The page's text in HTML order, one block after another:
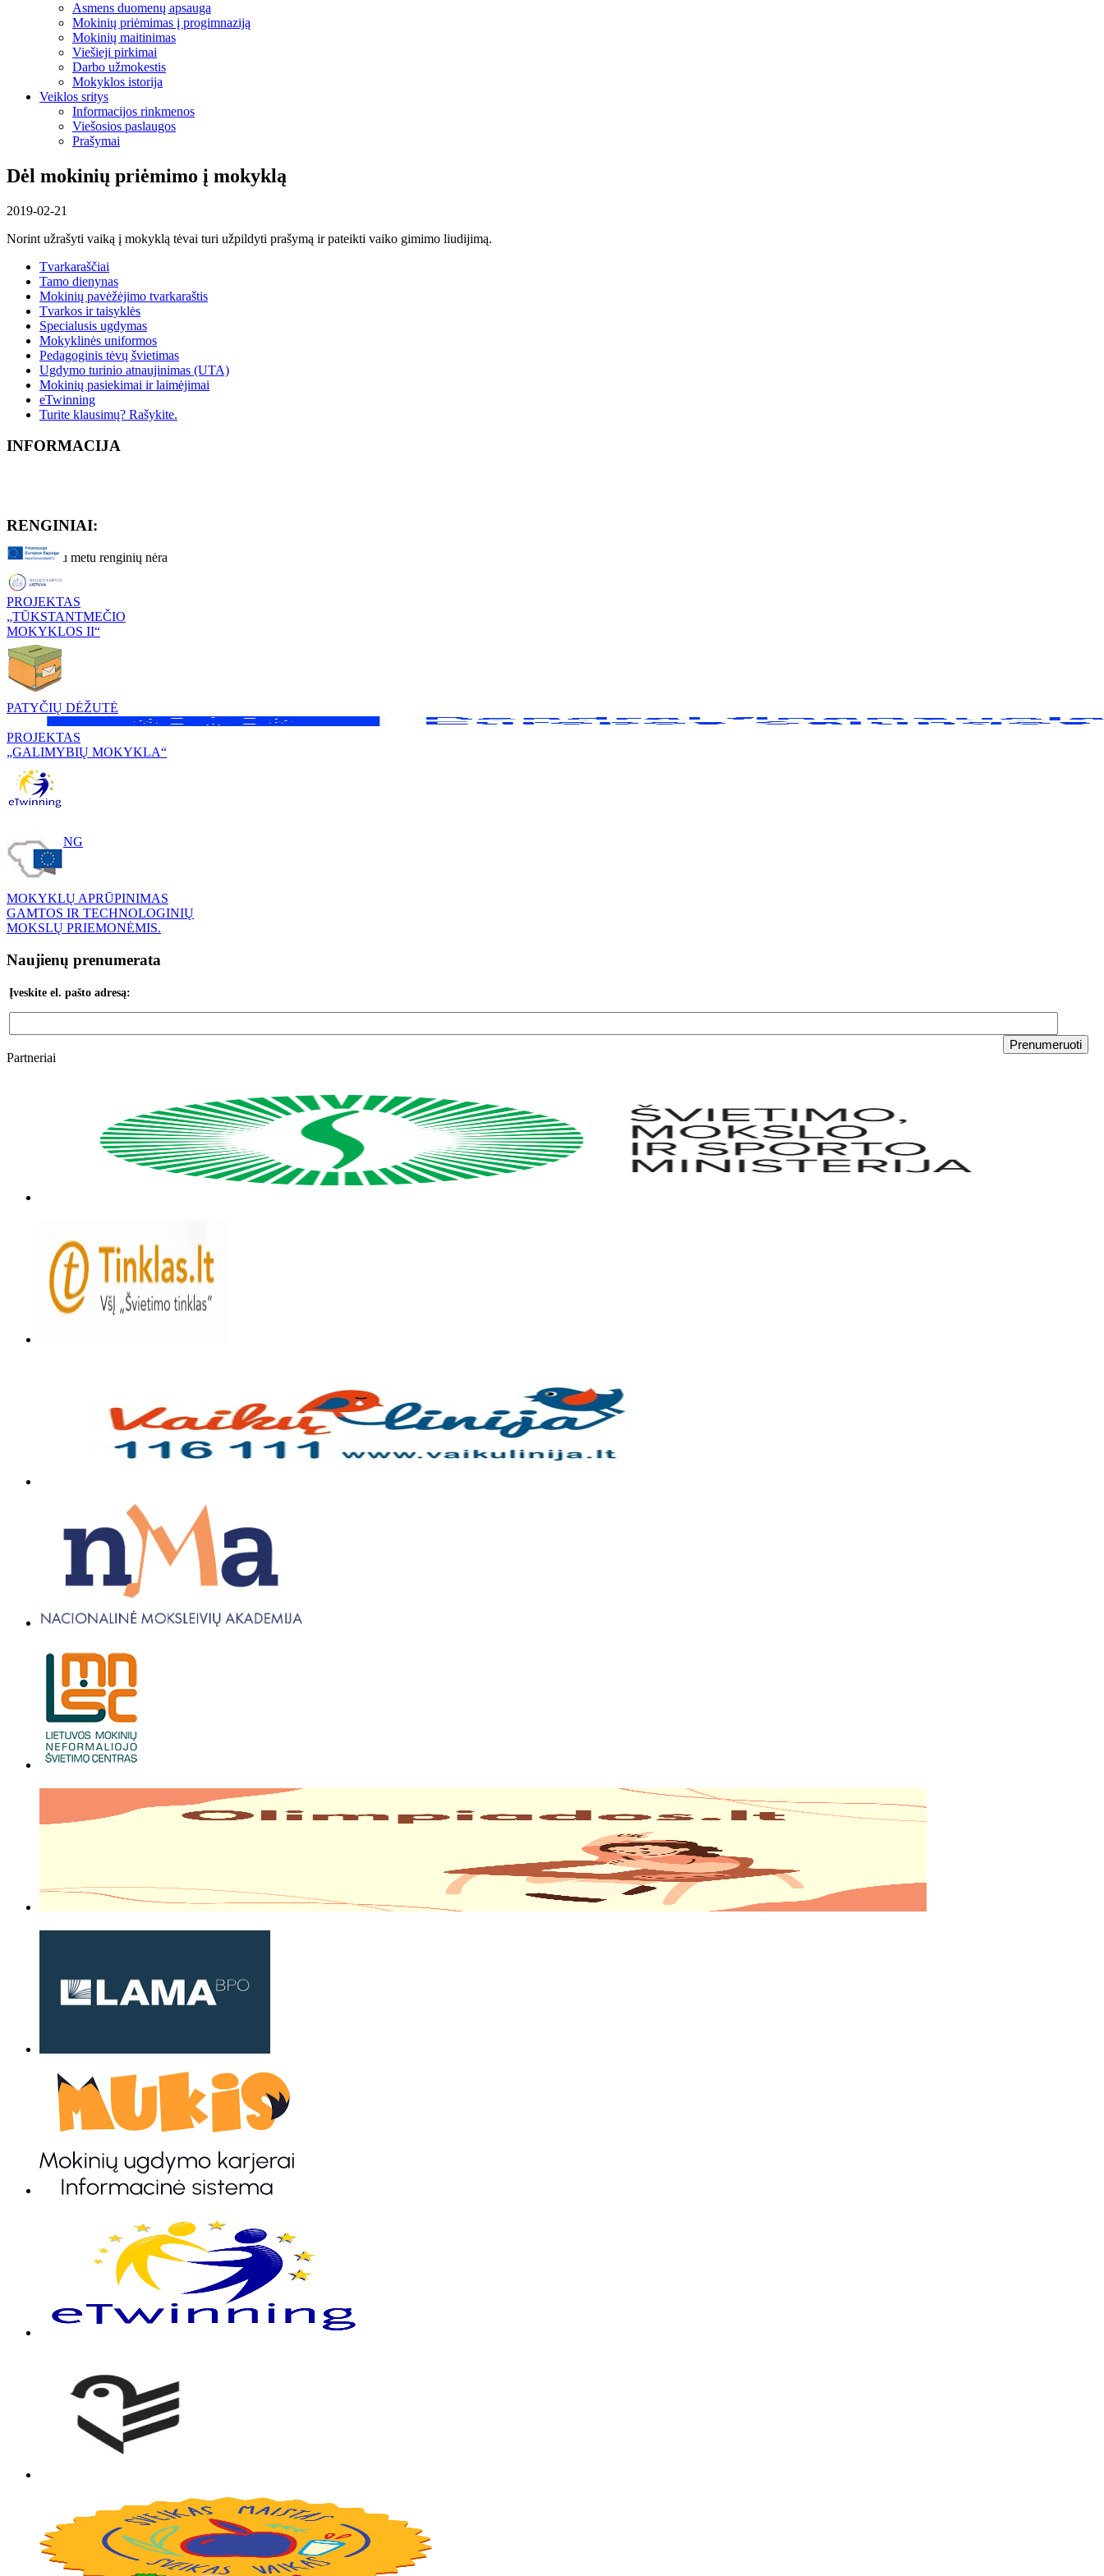
Asmens duomenų apsauga
Mokinių priėmimas į progimnaziją
Mokinių maitinimas
Viešieji pirkimai
Darbo užmokestis
Mokyklos istorija
Veiklos sritys
Informacijos rinkmenos
Viešosios paslaugos
Prašymai
Dėl mokinių priėmimo į mokyklą
2019-02-21
Norint užrašyti vaiką į mokyklą tėvai turi užpildyti prašymą ir pateikti vaiko gimimo liudijimą.
Tvarkaraščiai
Tamo dienynas
Mokinių pavėžėjimo tvarkaraštis
Tvarkos ir taisyklės
Specialusis ugdymas
Mokyklinės uniformos
Pedagoginis tėvų švietimas
Ugdymo turinio atnaujinimas (UTA)
Mokinių pasiekimai ir laimėjimai
eTwinning
Turite klausimų? Rašykite.
INFORMACIJA
RENGINIAI:
Artimiausiu metu renginių nėra
PROJEKTAS
„TŪKSTANTMEČIO
MOKYKLOS II“
PATYČIŲ DĖŽUTĖ
PROJEKTAS
„GALIMYBIŲ MOKYKLA“
ETWINNING
MOKYKLŲ APRŪPINIMAS
GAMTOS IR TECHNOLOGINIŲ
MOKSLŲ PRIEMONĖMIS.
Naujienų prenumerata
Įveskite el. pašto adresą:
Partneriai